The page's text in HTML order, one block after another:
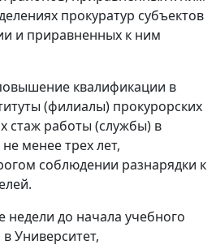
прокуратур субъектов
и приравненных к ним
квалификации в
(филиалы) прокурорских
стаж работы (службы) в
менее трех лет,
соблюдении разнарядки к
недели до начала учебного
Университет,